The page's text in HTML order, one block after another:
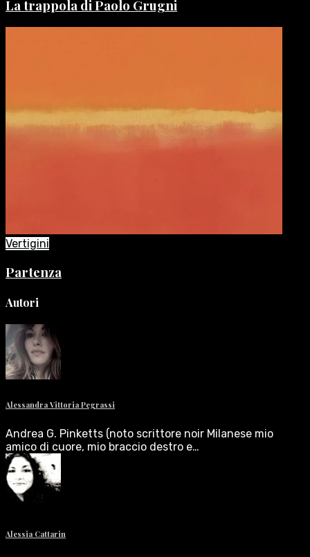
La trappola di Paolo Grugni
Vertigini
Partenza
Autori
Alessandra Vittoria Pegrassi
Andrea G. Pinketts (noto scrittore noir Milanese mio
amico di cuore, mio braccio destro e…
Alessia Cattarin